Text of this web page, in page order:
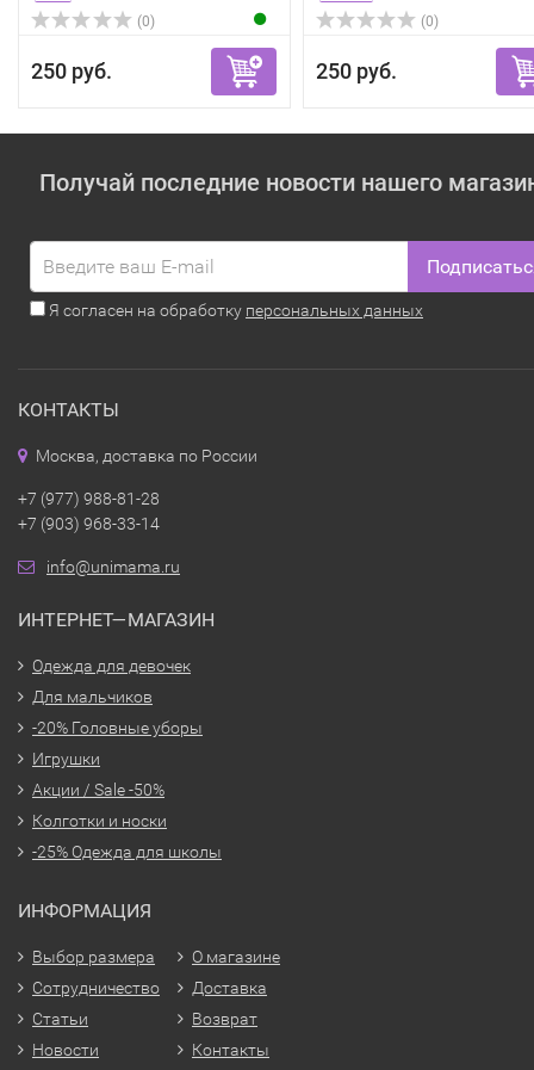
(0)
250 руб.
(0)
250 руб.
Получай последние новости нашего
Я согласен на обработку персональных данных
КОНТАКТЫ
Москва, доставка по России
+7 (977) 988-81-28
+7 (903) 968-33-14
info@unimama.ru
ИНТЕРНЕТ—МАГАЗИН
Одежда для девочек
Для мальчиков
-20% Головные уборы
Игрушки
Акции / Sale -50%
Колготки и носки
-25% Одежда для школы
ИНФОРМАЦИЯ
Выбор размера
Сотрудничество
Статьи
Новости
О магазине
Доставка
Возврат
Контакты